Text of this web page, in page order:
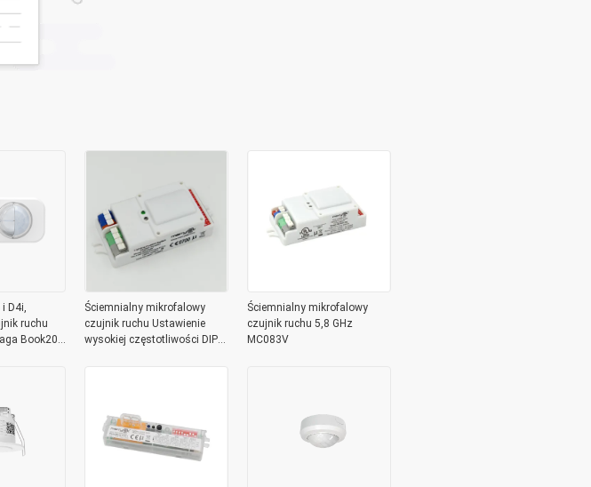
D4i,
ruchu
Book20,
Ściemnialny mikrofalowy
czujnik ruchu Ustawienie
wysokiej częstotliwości DIP
Ściemnialny mikrofalowy
czujnik ruchu 5,8 GHz
MC083V